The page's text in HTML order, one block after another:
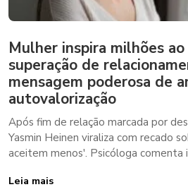
Mulher inspira milhões
superação de
mensagem poderosa de
autovalorização
Após fim de relação marcada por
Yasmin Heinen viraliza com recado
aceitem menos'. Psicóloga comenta
Leia mais